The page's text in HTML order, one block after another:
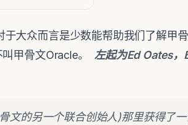
大众而言是少数能帮助我们了解甲
甲骨文Oracle。
左起为Ed Oates
文的另一个联合创始人)那里获得了